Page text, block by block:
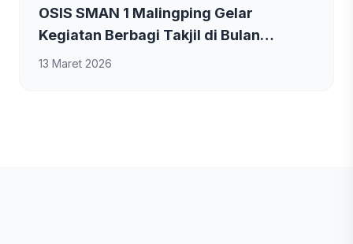
OSIS SMAN 1 Malingping Gelar
Kegiatan Berbagi Takjil di Bulan
Ramadan
13 Maret 2026